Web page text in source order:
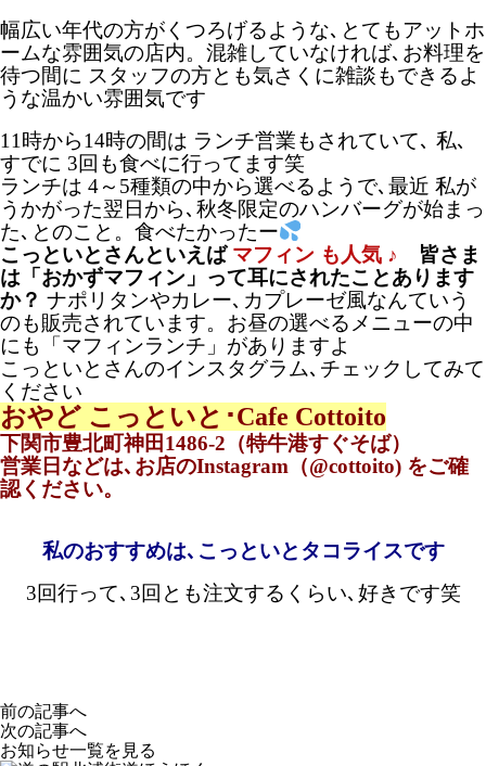
幅広い年代の方がくつろげるような､とてもアットホ
ームな雰囲気の店内。混雑していなければ､お料理を
待つ間に スタッフの方とも気さくに雑談もできるよ
うな温かい雰囲気です
11時から14時の間は ランチ営業もされていて､ 私､
すでに 3回も食べに行ってます笑
ランチは 4～5種類の中から選べるようで､最近 私が
うかがった翌日から､秋冬限定のハンバーグが始まっ
た､とのこと。食べたかったー
こっといとさんといえばマフィン も人気 ♪
皆さま
は「おかずマフィン」って耳にされたことあります
か？ ナポリタンやカレー､カプレーゼ風なんていう
のも販売されています。お昼の選べるメニューの中
にも「マフィンランチ」がありますよ
こっといとさんのインスタグラム､チェックしてみて
ください
おやど こっといと･Cafe Cottoito
下関市豊北町神田1486-2（特牛港すぐそば）
営業日などは､お店のInstagram（@cottoito) をご確
認ください。
私のおすすめは､こっといと タコライスです
3回行って､3回とも注文するくらい､好きです笑
前の記事へ
次の記事へ
お知らせ一覧を見る